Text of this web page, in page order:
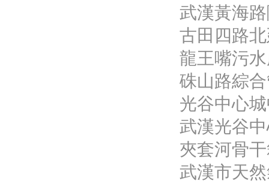
武漢黃海
古田四路
龍王嘴污
硃山路綜
光谷中心
武漢光谷
夾套河骨
武漢市天